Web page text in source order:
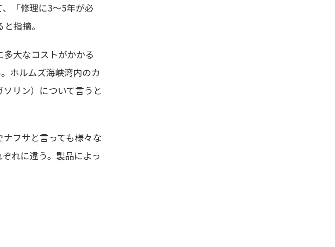
「修理に3〜5年が必
指摘。
大なコストがかかる
ホルムズ海峡湾内のカ
リン）について言うと
フサと言っても様々な
れに違う。製品によっ